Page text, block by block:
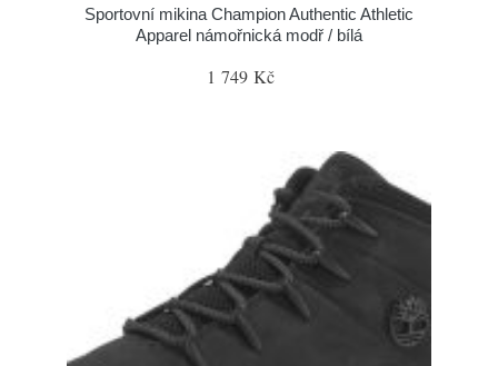
Sportovní mikina Champion Authentic Athletic
Apparel námořnická modř / bílá
1 749 Kč